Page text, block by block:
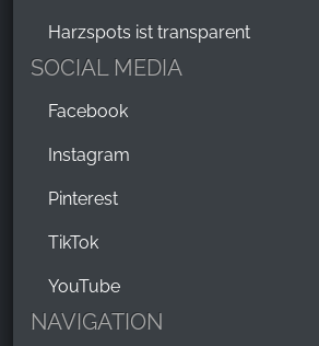
Harzspots ist transparent
SOCIAL MEDIA
Facebook
Instagram
Pinterest
TikTok
YouTube
NAVIGATION